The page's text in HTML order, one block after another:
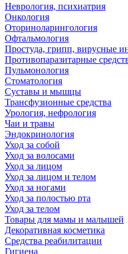
Неврология, психиатрия
Онкология
Оториноларингология
Офтальмология
Простуда, грипп, вирусные
Противопаразитарные
Пульмонология
Стоматология
Суставы и мышцы
Трансфузионные средства
Урология, нефрология
Чаи и травы
Эндокринология
Уход за собой
Уход за волосами
Уход за лицом
Уход за лицом и телом
Уход за ногами
Уход за полостью рта
Уход за телом
Товары для мамы и малышей
Декоративная косметика
Средства реабилитации
Гигиена